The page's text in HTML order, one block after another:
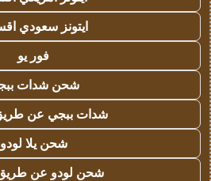
ايتونز سعودي
فور يو
شحن شدات
شدات ببجي عن طريق
شحن يلا لودو
شحن لودو عن طريق